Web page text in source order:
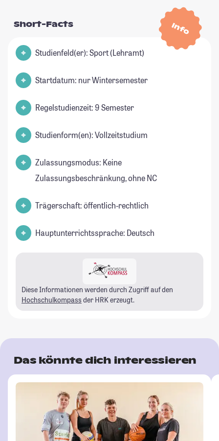
Info
Short-Facts
Studienfeld(er): Sport (Lehramt)
Startdatum: nur Wintersemester
Regelstudienzeit: 9 Semester
Studienform(en): Vollzeitstudium
Zulassungsmodus: Keine
Zulassungsbeschränkung, ohne NC
Trägerschaft: öffentlich-rechtlich
Hauptunterrichtssprache: Deutsch
Diese Informationen werden durch Zugriff auf den
Hochschulkompass der HRK erzeugt.
Das könnte dich interessieren